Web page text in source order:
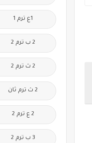
1ع ترم 1
2 ب ترم 2
2 ث ترم 2
2 ث ترم ثان
2 ع ترم 2
3 ب ترم 2